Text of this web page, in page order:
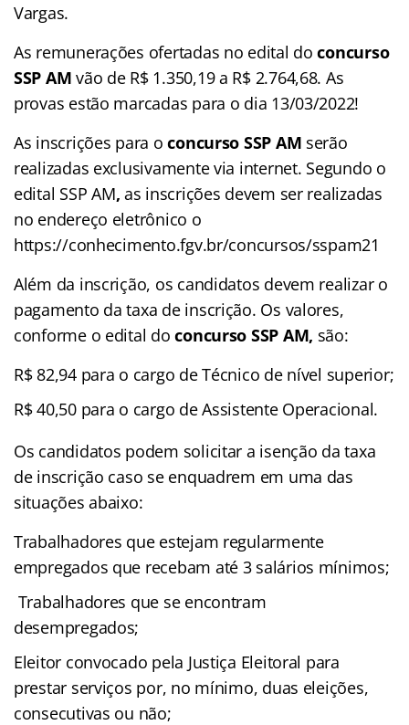
Vargas.
As remunerações ofertadas no edital doconcurso
SSP AM vão de R$ 1.350,19 a R$ 2.764,68. As
provas estão marcadas para o dia 13/03/2022!
As inscrições para oconcurso SSP AM serão
realizadas exclusivamente via internet. Segundo o
edital SSP AM, as inscrições devem ser realizadas
no endereço eletrônico o
https://conhecimento.fgv.br/concursos/sspam21
Além da inscrição, os candidatos devem realizar o
pagamento da taxa de inscrição. Os valores,
conforme o edital do concurso SSP AM, são:
R$ 82,94 para o cargo de Técnico de nível superior;
R$ 40,50 para o cargo de Assistente Operacional.
Os candidatos podem solicitar a isenção da taxa
de inscrição caso se enquadrem em uma das
situações abaixo:
Trabalhadores que estejam regularmente
empregados que recebam até 3 salários mínimos;
Trabalhadores que se encontram
desempregados;
Eleitor convocado pela Justiça Eleitoral para
prestar serviços por, no mínimo, duas eleições,
consecutivas ou não;